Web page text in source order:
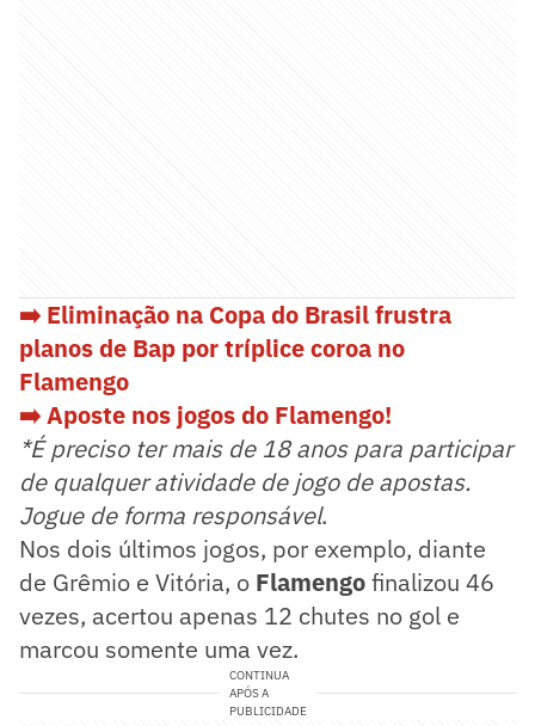
➡️ Eliminação na Copa do Brasil frustra
planos de Bap por tríplice coroa no
Flamengo
➡️ Aposte nos jogos do Flamengo!
*É preciso ter mais de 18 anos para participar
de qualquer atividade de jogo de apostas.
Jogue de forma responsável.
Nos dois últimos jogos, por exemplo, diante
de Grêmio e Vitória, o Flamengofinalizou 46
vezes, acertou apenas 12 chutes no gol e
marcou somente uma vez.
CONTINUA
APÓS A
PUBLICIDADE